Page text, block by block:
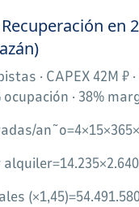
en
· CAPEX 42M ₽ ·
ocupación · 38%